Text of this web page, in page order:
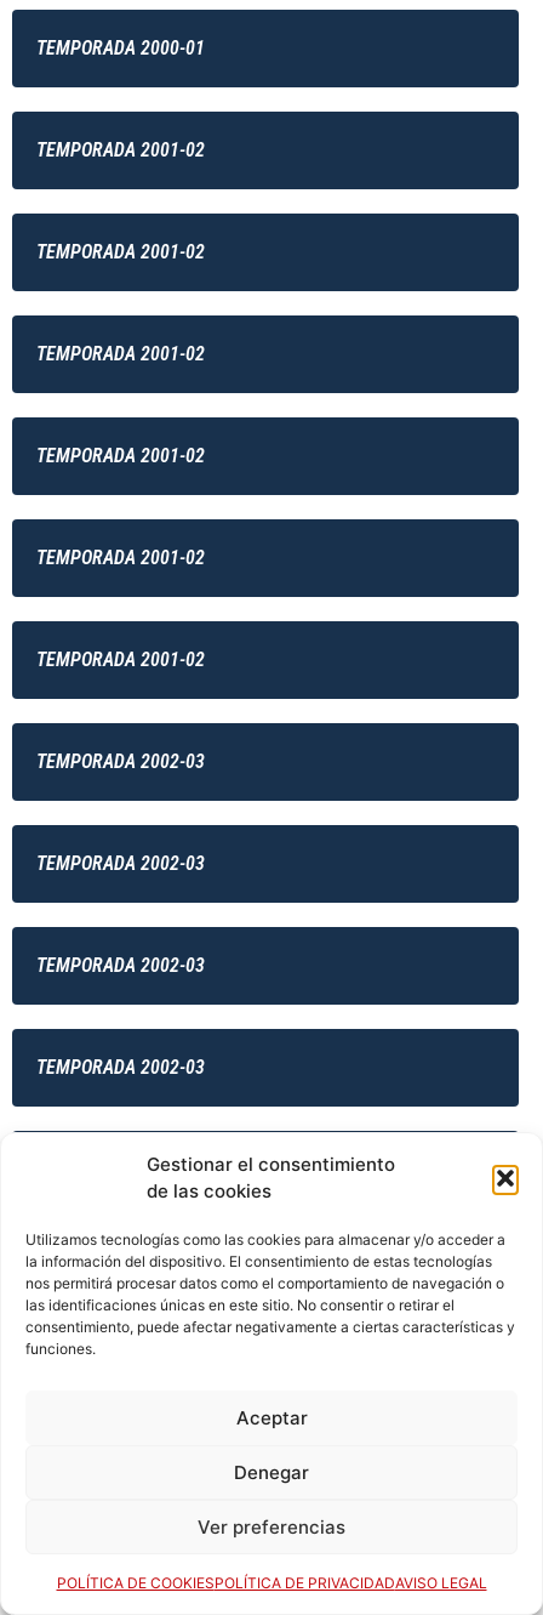
Gestionar el consentimiento
de las cookies
Utilizamos tecnologías como las cookies para almacenar y/o acceder a
la información del dispositivo. El consentimiento de estas tecnologías
nos permitirá procesar datos como el comportamiento de navegación o
las identificaciones únicas en este sitio. No consentir o retirar el
consentimiento, puede afectar negativamente a ciertas características y
funciones.
Aceptar
Denegar
Ver preferencias
POLÍTICA DE COOKIESPOLÍTICA DE PRIVACIDADAVISO LEGAL
TEMPORADA 2000-01
TEMPORADA 2001-02
TEMPORADA 2001-02
TEMPORADA 2001-02
TEMPORADA 2001-02
TEMPORADA 2001-02
TEMPORADA 2001-02
TEMPORADA 2002-03
TEMPORADA 2002-03
TEMPORADA 2002-03
TEMPORADA 2002-03
TEMPORADA 2003-04
TEMPORADA 2003-04
TEMPORADA 2004-05